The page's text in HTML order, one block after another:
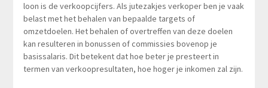
loon is de verkoopcijfers. Als jutezakjes verkoper ben je vaak
belast met het behalen van bepaalde targets of
omzetdoelen. Het behalen of overtreffen van deze doelen
kan resulteren in bonussen of commissies bovenop je
basissalaris. Dit betekent dat hoe beter je presteert in
termen van verkoopresultaten, hoe hoger je inkomen zal zijn.